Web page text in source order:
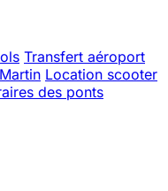
Transfert aéroport
Location scooter
des ponts